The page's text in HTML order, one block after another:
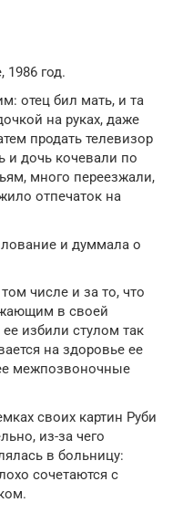
1986 год.
отец бил мать, и та
на руках, даже
продать телевизор
и дочь кочевали по
много переезжали,
отпечаток на
и думмала о
числе и за то, что
в своей
избили стулом так
на здоровье ее
межпозвоночные
своих картин Руби
из-за чего
в больницу:
сочетаются с